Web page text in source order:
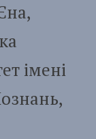
імені